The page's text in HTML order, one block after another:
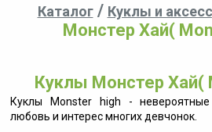
Каталог/ Куклы и
Монстер Хай(
Куклы Монстер Хай(
Куклы Monster high -
любовь и интерес многих девчонок.